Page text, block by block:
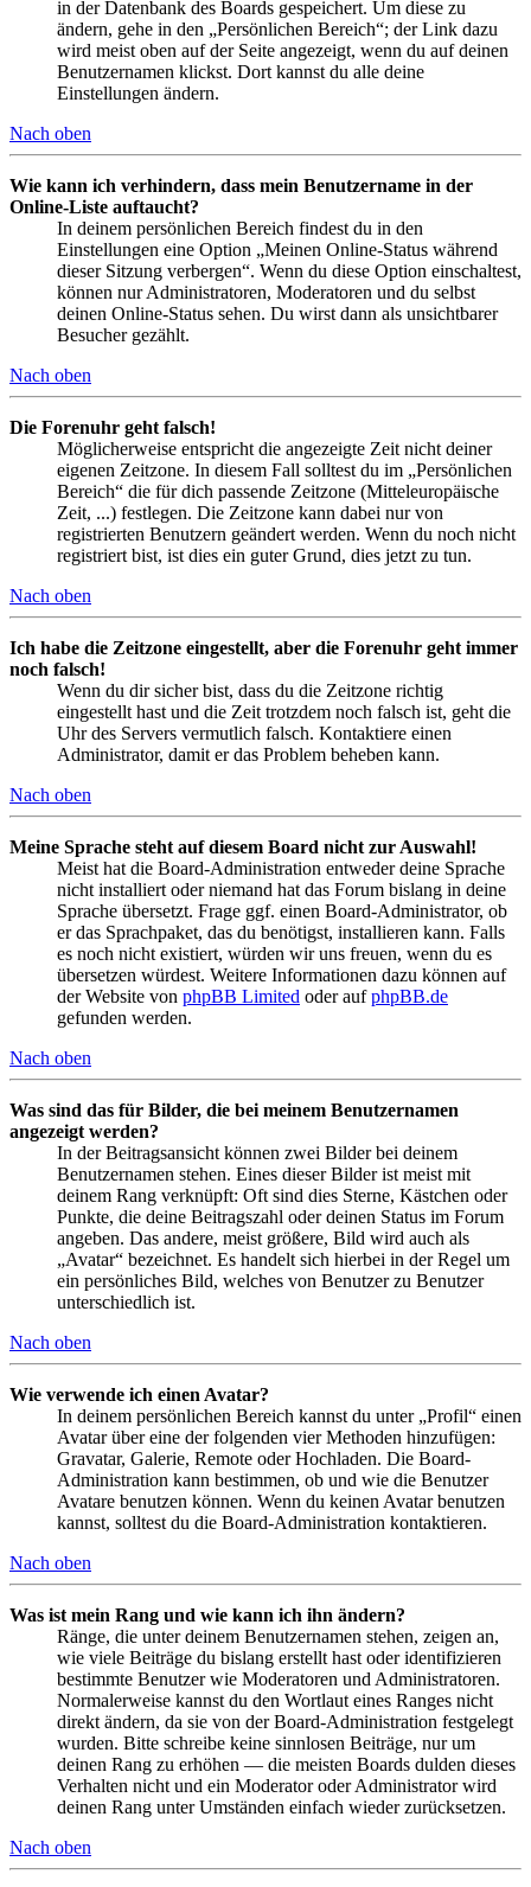
in der Datenbank des Boards gespeichert. Um diese zu
ändern, gehe in den „Persönlichen Bereich“; der Link dazu
wird meist oben auf der Seite angezeigt, wenn du auf deinen
Benutzernamen klickst. Dort kannst du alle deine
Einstellungen ändern.
Nach oben
Wie kann ich verhindern, dass mein Benutzername in der
Online-Liste auftaucht?
In deinem persönlichen Bereich findest du in den
Einstellungen eine Option „Meinen Online-Status während
dieser Sitzung verbergen“. Wenn du diese Option einschaltest,
können nur Administratoren, Moderatoren und du selbst
deinen Online-Status sehen. Du wirst dann als unsichtbarer
Besucher gezählt.
Nach oben
Die Forenuhr geht falsch!
Möglicherweise entspricht die angezeigte Zeit nicht deiner
eigenen Zeitzone. In diesem Fall solltest du im „Persönlichen
Bereich“ die für dich passende Zeitzone (Mitteleuropäische
Zeit, ...) festlegen. Die Zeitzone kann dabei nur von
registrierten Benutzern geändert werden. Wenn du noch nicht
registriert bist, ist dies ein guter Grund, dies jetzt zu tun.
Nach oben
Ich habe die Zeitzone eingestellt, aber die Forenuhr geht immer
noch falsch!
Wenn du dir sicher bist, dass du die Zeitzone richtig
eingestellt hast und die Zeit trotzdem noch falsch ist, geht die
Uhr des Servers vermutlich falsch. Kontaktiere einen
Administrator, damit er das Problem beheben kann.
Nach oben
Meine Sprache steht auf diesem Board nicht zur Auswahl!
Meist hat die Board-Administration entweder deine Sprache
nicht installiert oder niemand hat das Forum bislang in deine
Sprache übersetzt. Frage ggf. einen Board-Administrator, ob
er das Sprachpaket, das du benötigst, installieren kann. Falls
es noch nicht existiert, würden wir uns freuen, wenn du es
übersetzen würdest. Weitere Informationen dazu können auf
der Website von phpBB Limited oder aufphpBB.de
gefunden werden.
Nach oben
Was sind das für Bilder, die bei meinem Benutzernamen
angezeigt werden?
In der Beitragsansicht können zwei Bilder bei deinem
Benutzernamen stehen. Eines dieser Bilder ist meist mit
deinem Rang verknüpft: Oft sind dies Sterne, Kästchen oder
Punkte, die deine Beitragszahl oder deinen Status im Forum
angeben. Das andere, meist größere, Bild wird auch als
„Avatar“ bezeichnet. Es handelt sich hierbei in der Regel um
ein persönliches Bild, welches von Benutzer zu Benutzer
unterschiedlich ist.
Nach oben
Wie verwende ich einen Avatar?
In deinem persönlichen Bereich kannst du unter „Profil“ einen
Avatar über eine der folgenden vier Methoden hinzufügen:
Gravatar, Galerie, Remote oder Hochladen. Die Board-
Administration kann bestimmen, ob und wie die Benutzer
Avatare benutzen können. Wenn du keinen Avatar benutzen
kannst, solltest du die Board-Administration kontaktieren.
Nach oben
Was ist mein Rang und wie kann ich ihn ändern?
Ränge, die unter deinem Benutzernamen stehen, zeigen an,
wie viele Beiträge du bislang erstellt hast oder identifizieren
bestimmte Benutzer wie Moderatoren und Administratoren.
Normalerweise kannst du den Wortlaut eines Ranges nicht
direkt ändern, da sie von der Board-Administration festgelegt
wurden. Bitte schreibe keine sinnlosen Beiträge, nur um
deinen Rang zu erhöhen — die meisten Boards dulden dieses
Verhalten nicht und ein Moderator oder Administrator wird
deinen Rang unter Umständen einfach wieder zurücksetzen.
Nach oben